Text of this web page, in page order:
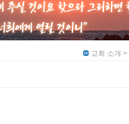
교회 소개 >